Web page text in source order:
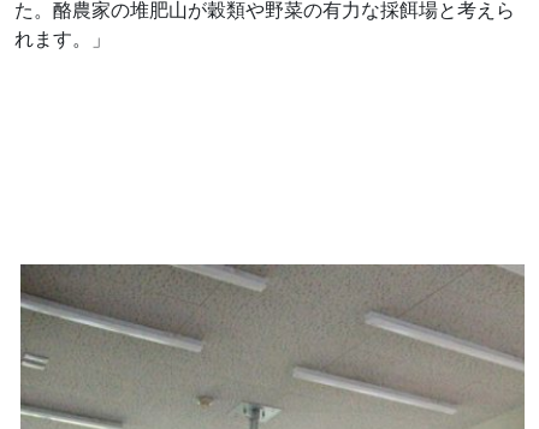
た。酪農家の堆肥山が穀類や野菜の有力な採餌場と考えら
れます。」